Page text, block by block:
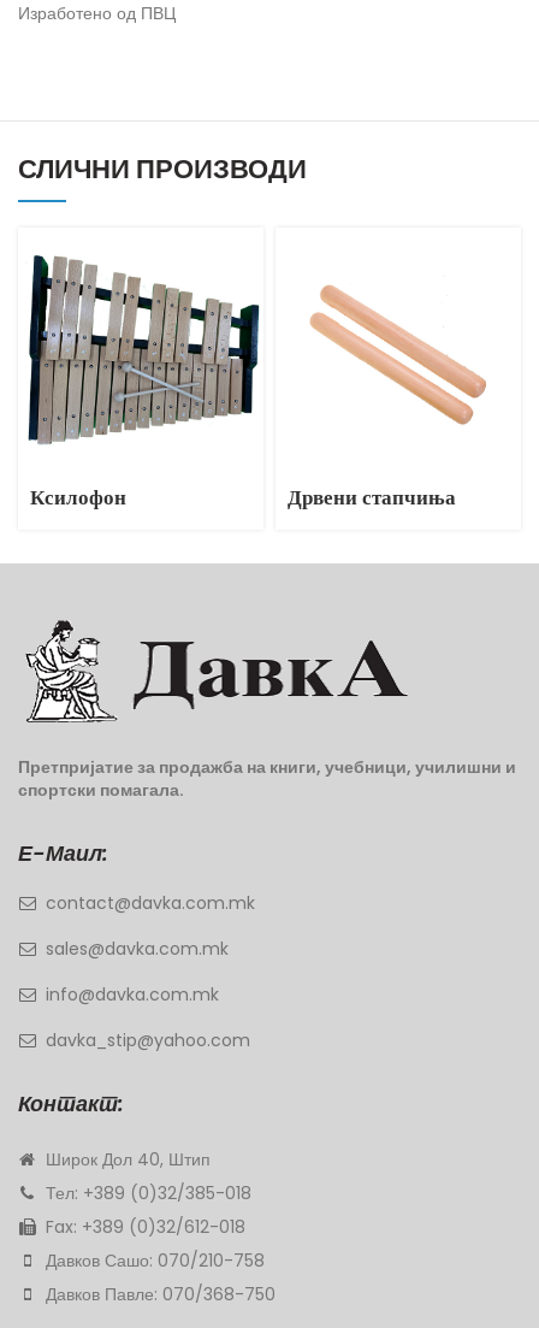
Изработено од ПВЦ
СЛИЧНИ ПРОИЗВОДИ
Ксилофон Дрвени стапчиња
Претпријатие за продажба на книги, учебници, училишни и
спортски помагала.
Е-Маил:
contact@davka.com.mk
sales@davka.com.mk
info@davka.com.mk
davka_stip@yahoo.com
Контакт:
Широк Дол 40, Штип
Тел: +389 (0)32/385-018
Fax: +389 (0)32/612-018
Давков Сашо: 070/210-758
Давков Павле: 070/368-750